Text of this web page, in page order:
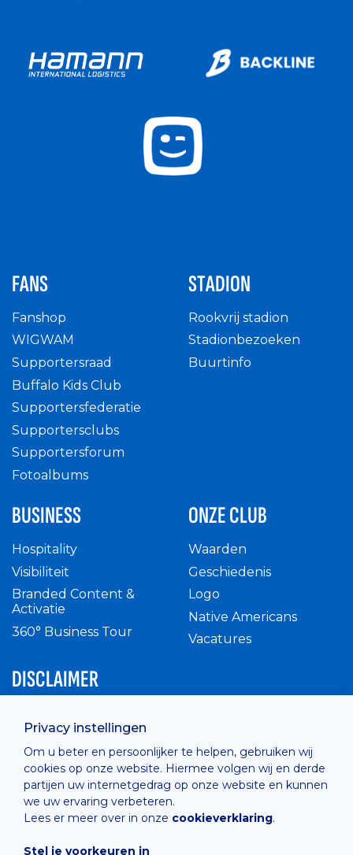
Privacy instellingen
Om u beter en persoonlijker te helpen, gebruiken wij
cookies op onze website. Hiermee volgen wij en derde
partijen uw internetgedrag op onze website en kunnen
we uw ervaring verbeteren.
Lees er meer over in onze cookieverklaring.
Stel je voorkeuren in
FANS
Fanshop
WIGWAM
Supportersraad
Buffalo Kids Club
Supportersfederatie
Supportersclubs
Supportersforum
Fotoalbums
STADION
Rookvrij stadion
Stadionbezoeken
Buurtinfo
BUSINESS
Hospitality
Visibiliteit
Branded Content &
Activatie
360° Business Tour
ONZE CLUB
Waarden
Geschiedenis
Logo
Native Americans
Vacatures
DISCLAIMER
Privacy Policy
Cashless
verkoopsvoorwaarden
Cookie Policy